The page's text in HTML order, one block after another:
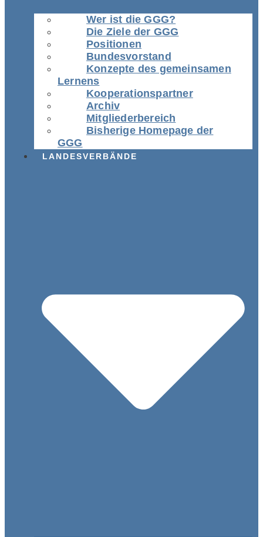
Wer ist die GGG?
Die Ziele der GGG
Positionen
Bundesvorstand
Konzepte des gemeinsamen
Lernens
Kooperationspartner
Archiv
Mitgliederbereich
Bisherige Homepage der
GGG
LANDESVERBÄNDE